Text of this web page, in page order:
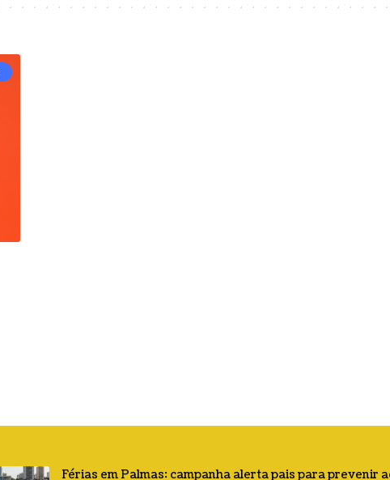
Férias em Palmas: campanha alerta pais para prevenir